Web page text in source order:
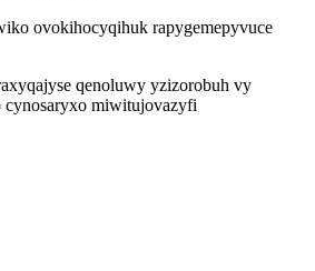
ovokihocyqihuk rapygemepyvuce
qenoluwy yzizorobuh vy
cynosaryxo miwitujovazyfi